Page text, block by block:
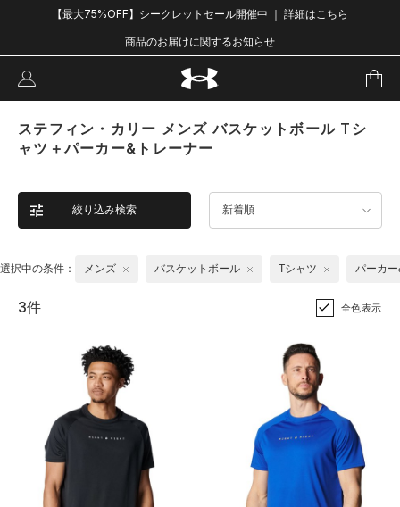
【最大75%OFF】シークレットセール開催中 ｜ 詳細はこちら
商品のお届けに関するお知らせ
ステフィン・カリー メンズ バスケットボール Tシ
ャツ＋パーカー&トレーナー
絞り込み検索 新着順
選択中の条件： メンズ バスケットボール Tシャツ パーカ
3件 全色表示